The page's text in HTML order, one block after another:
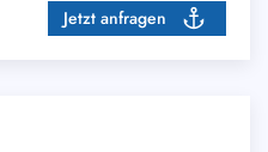
Jetzt anfragen